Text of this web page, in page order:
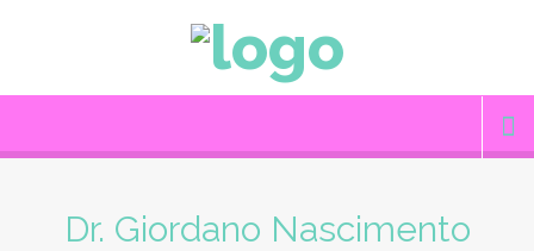
Dr. Giordano Nascimento